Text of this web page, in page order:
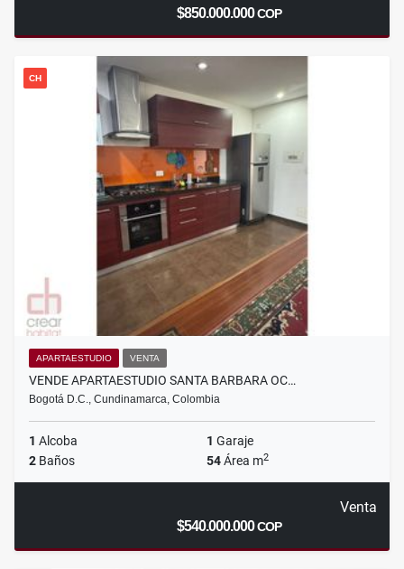
$850.000.000COP
CH
APARTAESTUDIO VENTA
VENDE APARTAESTUDIO SANTA BARBARA OC…
Bogotá D.C., Cundinamarca, Colombia
1 Alcoba 1 Garaje
2 Baños 54Área m2
Venta
$540.000.000COP